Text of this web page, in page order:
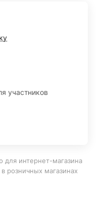
участников
для интернет-магазина
розничных магазинах